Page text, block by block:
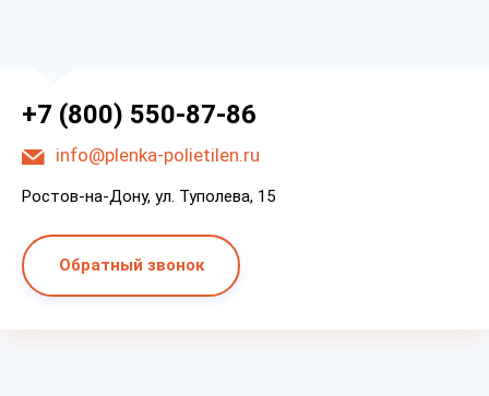
+7 (800) 550-87-86
info@plenka-polietilen.ru
Ростов-на-Дону, ул. Туполева, 15
Обратный звонок